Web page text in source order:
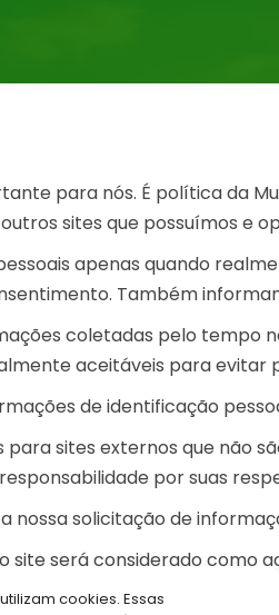
cookies. Essas
para nós. É política da
sites que possuímos e
apenas quando
Também
coletadas pelo tempo
aceitáveis ​​para evitar
de identificação
para sites externos que não
por suas
nossa solicitação de
site será considerado como
lidamos com dados do